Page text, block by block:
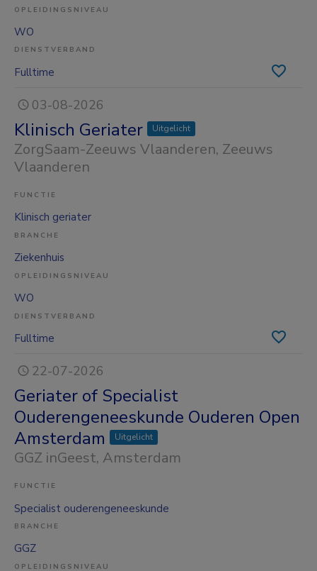
OPLEIDINGSNIVEAU
WO
DIENSTVERBAND
Fulltime
03-08-2026
Klinisch Geriater Uitgelicht
ZorgSaam-Zeeuws Vlaanderen, Zeeuws
Vlaanderen
FUNCTIE
Klinisch geriater
BRANCHE
Ziekenhuis
OPLEIDINGSNIVEAU
WO
DIENSTVERBAND
Fulltime
22-07-2026
Geriater of Specialist
Ouderengeneeskunde Ouderen Open
Amsterdam
Uitgelicht
GGZ inGeest, Amsterdam
FUNCTIE
Specialist ouderengeneeskunde
BRANCHE
GGZ
OPLEIDINGSNIVEAU